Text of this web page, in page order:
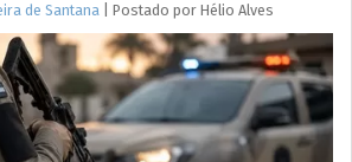
de Santana Postado por Hélio Alves